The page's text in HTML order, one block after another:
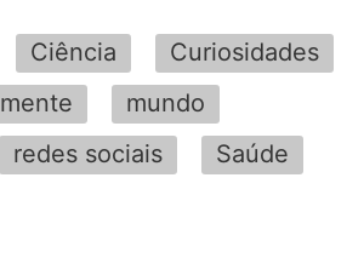
Ciência
Curiosidades
mente
mundo
redes sociais
Saúde